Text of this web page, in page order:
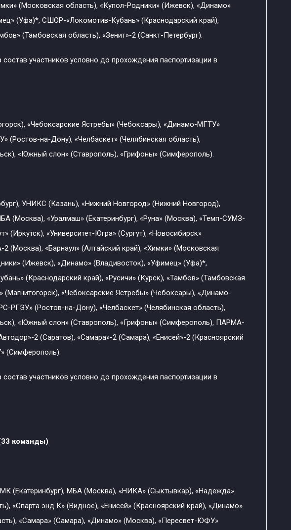
(Московская область), «Купол-Родники» (Ижевск), «Динамо»
(Уфа)*, СШОР-«Локомотив-Кубань» (Краснодарский край),
(Тамбовская область), «Зенит»-2 (Санкт-Петербург).
участников условно до прохождения паспортизации в
«Чебоксарские Ястребы» (Чебоксары), «Динамо-МГТУ»
(Ростов-на-Дону), «Челбаскет» (Челябинская область),
«Южный слон» (Ставрополь), «Грифоны» (Симферополь).
УНИКС (Казань), «Нижний Новгород» (Нижний Новгород),
(Москва), «Уралмаш» (Екатеринбург), «Руна» (Москва), «Темп-СУМЗ-
(Иркутск), «Университет-Югра» (Сургут), «Новосибирск»
(Москва), «Барнаул» (Алтайский край), «Химки» (Московская
(Ижевск), «Динамо» (Владивосток), «Уфимец» (Уфа)*,
(Краснодарский край), «Русичи» (Курск), «Тамбов» (Тамбовская
(Магнитогорск), «Чебоксарские Ястребы» (Чебоксары), «Динамо-
РГЭУ» (Ростов-на-Дону), «Челбаскет» (Челябинская область),
«Южный слон» (Ставрополь), «Грифоны» (Симферополь), ПАРМА-
2 (Саратов), «Самара»-2 (Самара), «Енисей»-2 (Красноярский
(Симферополь).
участников условно до прохождения паспортизации в
команды)
(Екатеринбург), МБА (Москва), «НИКА» (Сыктывкар), «Надежда»
«Спарта энд К» (Видное), «Енисей» (Красноярский край), «Динамо»
«Самара» (Самара), «Динамо» (Москва), «Пересвет-ЮФУ»